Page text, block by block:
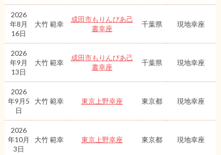
2026
年8月
16日
大竹 範幸
成田市もりんぴあ己
書幸座
千葉県 現地幸座
2026
年9月
13日
大竹 範幸
成田市もりんぴあ己
書幸座
千葉県 現地幸座
2026
年9月5
日
大竹 範幸 東京上野幸座 東京都 現地幸座
2026
年10月
3日
大竹 範幸 東京上野幸座 東京都 現地幸座